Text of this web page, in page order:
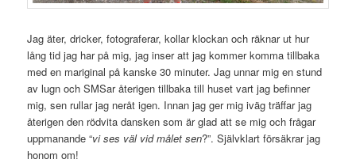
Jag äter, dricker, fotograferar, kollar klockan och räknar ut hur
lång tid jag har på mig, jag inser att jag kommer komma tillbaka
med en mariginal på kanske 30 minuter. Jag unnar mig en stund
av lugn och SMSar återigen tillbaka till huset vart jag befinner
mig, sen rullar jag neråt igen. Innan jag ger mig iväg träffar jag
återigen den rödvita dansken som är glad att se mig och frågar
uppmanande “vi ses väl vid målet sen?”. Självklart försäkrar jag
honom om!